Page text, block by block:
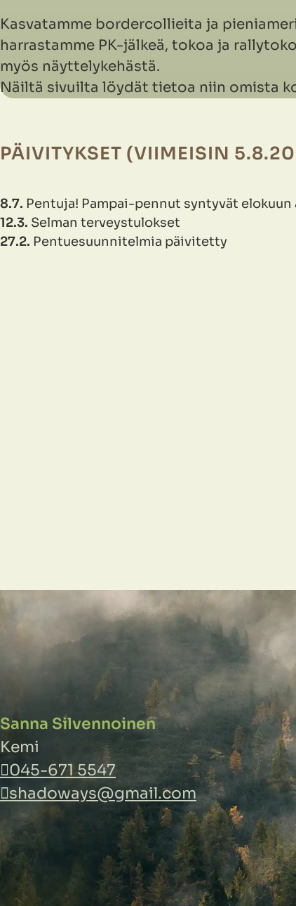
Kasvatamme bordercollieita ja
harrastamme PK-jälkeä, tokoa ja
myös näyttelykehästä.
Näiltä sivuilta löydät tietoa niin omista
PÄIVITYKSET (VIIMEISIN
8.7. Pentuja! Pampai-pennut syntyvät elokuun
12.3. Selman terveystulokset
27.2. Pentuesuunnitelmia päivitetty
Sanna Silvennoinen
Kemi
045-671 5547
shadoways@gmail.com